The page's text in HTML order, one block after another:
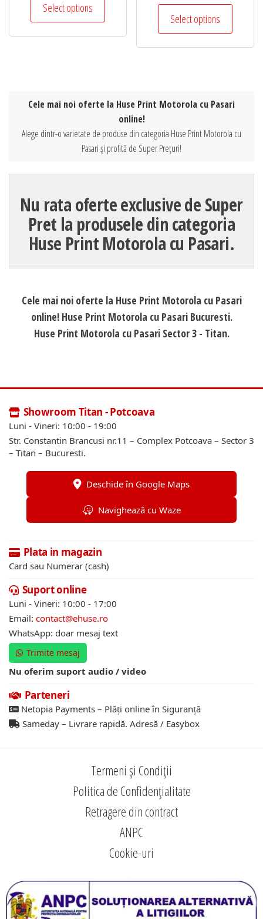
Select options
Select options
Cele mai noi oferte la Huse Print Motorola cu Pasari
online!
Alege dintr-o varietate de produse din categoria Huse Print Motorola cu
Pasari și profită de Super Prețuri!
Nu rata oferte exclusive de Super
Pret la produsele din categoria
Huse Print Motorola cu Pasari.
Cele mai noi oferte la Huse Print Motorola cu Pasari
online! Huse Print Motorola cu Pasari Bucuresti.
Huse Print Motorola cu Pasari Sector 3 - Titan.
Showroom Titan - Potcoava
Luni - Vineri: 10:00 - 19:00
Str. Constantin Brancusi nr.11 – Complex Potcoava – Sector 3
– Titan – Bucuresti.
Deschide în Google Maps
Navighează cu Waze
Plata in magazin
Card sau Numerar (cash)
Suport online
Luni - Vineri: 10:00 - 17:00
Email: contact@ehuse.ro
WhatsApp: doar mesaj text
Trimite mesaj
Nu oferim suport audio / video
Parteneri
Netopia Payments – Plăți online în Siguranță
Sameday – Livrare rapidă. Adresă / Easybox
Termeni și Condiții
Politica de Confidențialitate
Retragere din contract
ANPC
Cookie-uri